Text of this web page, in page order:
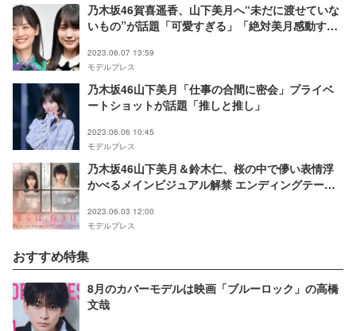
乃木坂46賀喜遥香、山下美月へ“未だに渡せていな
いもの”が話題「可愛すぎる」「絶対美月感動す
2023.06.07 13:59
モデルプレス
乃木坂46山下美月「仕事の合間に密会」プライベ
ートショットが話題「推しと推し」
2023.06.06 10:45
モデルプレス
乃木坂46山下美月＆鈴木仁、桜の中で儚い表情浮
かべるメインビジュアル解禁 エンディングテーマ
2023.06.03 12:00
モデルプレス
おすすめ特集
8月のカバーモデルは映画「ブルーロック」の高橋
文哉